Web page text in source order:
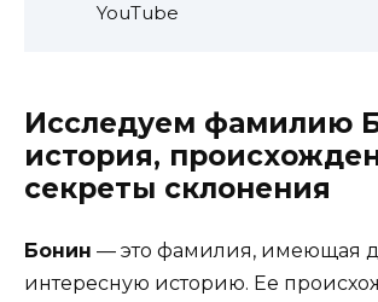
YouTube
Исследуем фамилию
история,
секреты склонения
Бонин — это фамилия, имеющая
интересную историю. Ее